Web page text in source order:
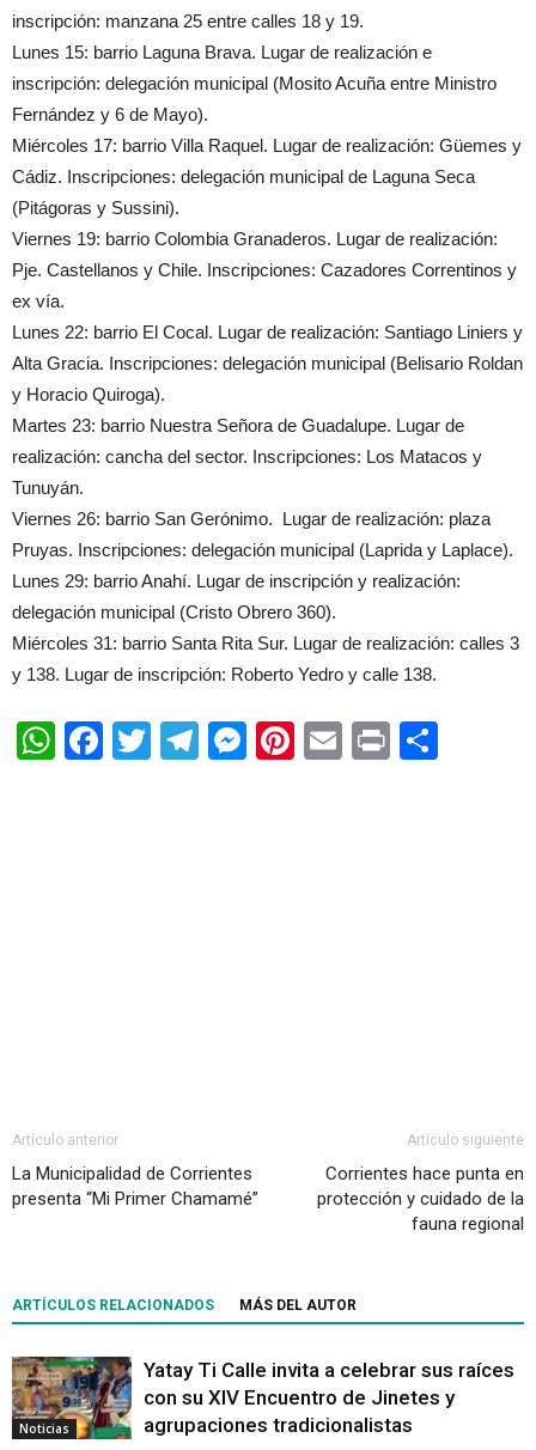
inscripción: manzana 25 entre calles 18 y 19.
Lunes 15: barrio Laguna Brava. Lugar de realización e
inscripción: delegación municipal (Mosito Acuña entre Ministro
Fernández y 6 de Mayo).
Miércoles 17: barrio Villa Raquel. Lugar de realización: Güemes y
Cádiz. Inscripciones: delegación municipal de Laguna Seca
(Pitágoras y Sussini).
Viernes 19: barrio Colombia Granaderos. Lugar de realización:
Pje. Castellanos y Chile. Inscripciones: Cazadores Correntinos y
ex vía.
Lunes 22: barrio El Cocal. Lugar de realización: Santiago Liniers y
Alta Gracia. Inscripciones: delegación municipal (Belisario Roldan
y Horacio Quiroga).
Martes 23: barrio Nuestra Señora de Guadalupe. Lugar de
realización: cancha del sector. Inscripciones: Los Matacos y
Tunuyán.
Viernes 26: barrio San Gerónimo. Lugar de realización: plaza
Pruyas. Inscripciones: delegación municipal (Laprida y Laplace).
Lunes 29: barrio Anahí. Lugar de inscripción y realización:
delegación municipal (Cristo Obrero 360).
Miércoles 31: barrio Santa Rita Sur. Lugar de realización: calles 3
y 138. Lugar de inscripción: Roberto Yedro y calle 138.
WhatsApp
Facebook
TwitterTelegram
Messenger
Pinterest
EmailPrint
Artículo anterior
La Municipalidad de Corrientes
presenta “Mi Primer Chamamé”
Artículo siguiente
Corrientes hace punta en
protección y cuidado de la
fauna regional
ARTÍCULOS RELACIONADOS MÁS DEL AUTOR
Noticias
Yatay Ti Calle invita a celebrar sus raíces
con su XIV Encuentro de Jinetes y
agrupaciones tradicionalistas